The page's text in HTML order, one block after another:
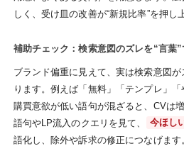
しく、受け皿の改善が“新規比率”を押し
補助チェック：検索意図のズレを“言葉
ブランド偏重に見えて、実は検索意図
ります。例えば「無料」「テンプレ」「
購買意欲が低い語句が混ざると、CVは
語句やLP流入のクエリを見て、
今ほし
語化し、除外や訴求の修正につなげます